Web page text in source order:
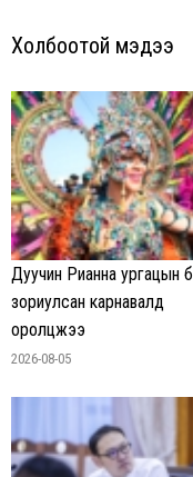
Холбоотой мэдээ
Дуучин Рианна ургацын
зориулсан карнавалд
оролцжээ
2026-08-05